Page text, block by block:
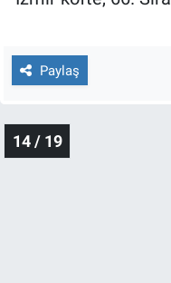
Paylaş
14 / 19